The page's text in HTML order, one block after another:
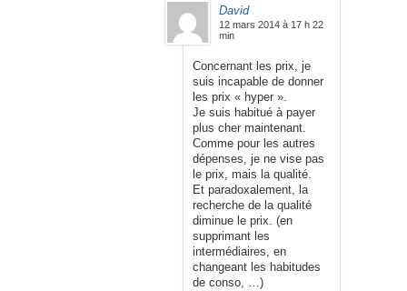
David
12 mars 2014 à 17 h 22
min
Concernant les prix, je
suis incapable de donner
les prix « hyper ».
Je suis habitué à payer
plus cher maintenant.
Comme pour les autres
dépenses, je ne vise pas
le prix, mais la qualité.
Et paradoxalement, la
recherche de la qualité
diminue le prix. (en
supprimant les
intermédiaires, en
changeant les habitudes
de conso, …)